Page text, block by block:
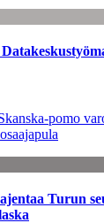
pomo
Turun